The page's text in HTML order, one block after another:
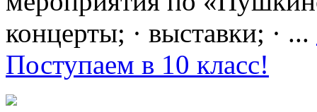
концерты; · выставки; · ...
Поступаем в 10 класс!